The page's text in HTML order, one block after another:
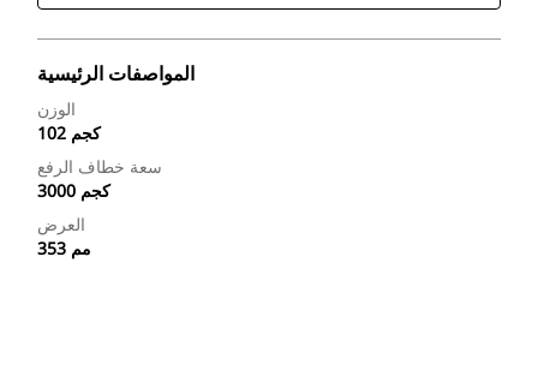
المواصفات الرئيسية
الوزن
102 كجم
سعة خطاف الرفع
3000 كجم
العرض
353 مم